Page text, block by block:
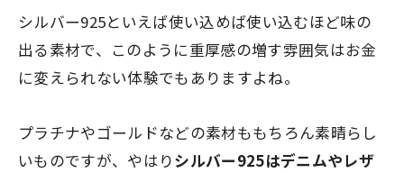
シルバー925といえば使い込めば使い込むほど味の
出る素材で、このように重厚感の増す雰囲気はお金
に変えられない体験でもありますよね。
プラチナやゴールドなどの素材ももちろん素晴らし
いものですが、やはりシルバー925はデニムやレザ